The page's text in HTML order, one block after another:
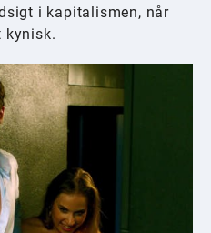
i kapitalismen, når
kynisk.